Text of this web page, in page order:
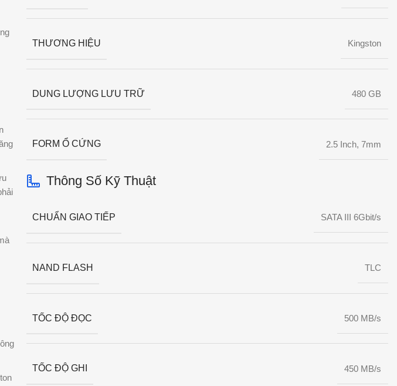
THƯƠNG HIỆU Kingston
DUNG LƯỢNG LƯU TRỮ 480 GB
FORM Ổ CỨNG 2.5 Inch, 7mm
Thông Số Kỹ Thuật
CHUẨN GIAO TIẾP SATA III 6Gbit/s
NAND FLASH TLC
TỐC ĐỘ ĐỌC 500 MB/s
TỐC ĐỘ GHI 450 MB/s